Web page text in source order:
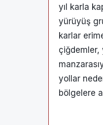
yıl karla
yürüyüş
karlar
çiğdemler,
yollar
bölgelere